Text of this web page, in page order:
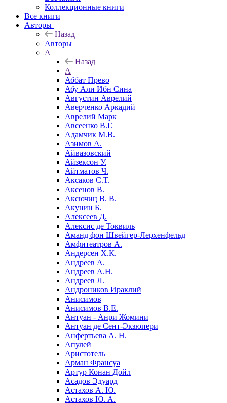
Коллекционные книги
Все книги
Авторы
Назад
Авторы
А
Назад
А
Аббат Прево
Абу Али Ибн Сина
Августин Аврелий
Аверченко Аркадий
Аврелий Марк
Авсеенко В.Г.
Адамчик М.В.
Азимов А.
Айвазовский
Айзексон У.
Айтматов Ч.
Аксаков С.Т.
Аксенов В.
Аксючиц В. В.
Акунин Б.
Алексеев Д.
Алексис де Токвиль
Аманд фон Швейгер-Лерхенфельд
Амфитеатров А.
Андерсен Х.К.
Андреев А.
Андреев А.Н.
Андреев Л.
Андроников Ираклий
Анисимов
Анисимов В.Е.
Антуан - Анри Жомини
Антуан де Сент-Экзюпери
Анфертьева А. Н.
Апулей
Аристотель
Арман Франсуа
Артур Конан Дойл
Асадов Эдуард
Астахов А. Ю.
Астахов Ю. А.